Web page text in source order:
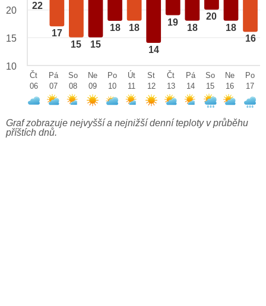
22
17
15 15
18 18
14
19
18
20
18
16
20
15
10
Čt
06
Pá
07
So
08
Ne
09
Po
10
Út
11
St
12
Čt
13
Pá
14
So
15
Ne
16
Po
17
Graf zobrazuje nejvyšší a nejnižší denní teploty v průběhu
příštích dnů.